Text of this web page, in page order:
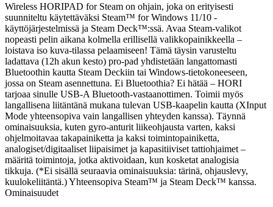
Wireless HORIPAD for Steam on ohjain, joka on erityisesti
suunniteltu käytettäväksi Steam™ for Windows 11/10 -
käyttöjärjestelmissä ja Steam Deck™:ssä. Avaa Steam-valikot
nopeasti pelin aikana kolmella erillisellä valikkopainikkeella –
loistava iso kuva-tilassa pelaamiseen! Tämä täysin varusteltu
ladattava (12h akun kesto) pro-pad yhdistetään langattomasti
Bluetoothin kautta Steam Deckiin tai Windows-tietokoneeseen,
jossa on Steam asennettuna. Ei Bluetoothia? Ei hätää – HORI
tarjoaa sinulle USB-A Bluetooth-vastaanottimen. Toimii myös
langallisena liitäntänä mukana tulevan USB-kaapelin kautta (XInput
Mode yhteensopiva vain langallisen yhteyden kanssa). Täynnä
ominaisuuksia, kuten gyro-anturit liikeohjausta varten, kaksi
ohjelmoitavaa takapainiketta ja kaksi toimintopainiketta,
analogiset/digitaaliset liipaisimet ja kapasitiiviset tattiohjaimet –
määritä toimintoja, jotka aktivoidaan, kun kosketat analogisia
tikkuja. (*Ei sisällä seuraavia ominaisuuksia: tärinä, ohjauslevy,
kuulokeliitäntä.) Yhteensopiva Steam™ ja Steam Deck™ kanssa.
Ominaisuudet